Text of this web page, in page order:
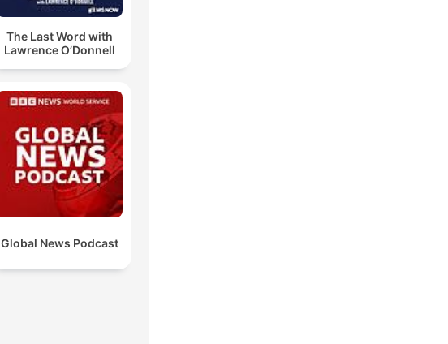
The Last Word with
Lawrence O’Donnell
Global News Podcast